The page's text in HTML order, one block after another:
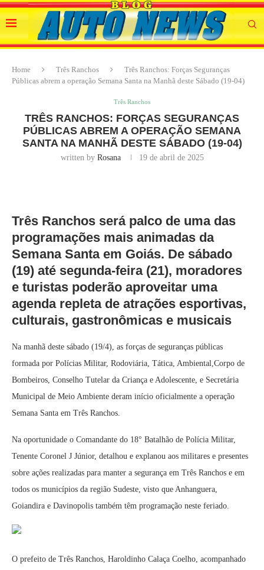
Home Três Ranchos
Três Ranchos: Forças Seguranças
Públicas abrem a operação Semana Santa na Manhã deste Sábado (19-04)
Três Ranchos
TRÊS RANCHOS: FORÇAS SEGURANÇAS
PÚBLICAS ABREM A OPERAÇÃO SEMANA
SANTA NA MANHÃ DESTE SÁBADO (19-04)
written by Rosana 19 de abril de 2025
Três Ranchos será palco de uma das
programações mais animadas da
Semana Santa em Goiás. De sábado
(19) até segunda-feira (21), moradores
e turistas poderão aproveitar uma
agenda repleta de atrações esportivas,
culturais, gastronômicas e musicais
Na manhã deste sábado (19/4), as forças de seguranças públicas
formada por Polícias Militar, Rodoviária, Tática, Ambiental,Corpo de
Bombeiros, Conselho Tutelar da Criança e Adolescente, e Secretária
Municipal de Meio Ambiente deram início oficialmente a operação
Semana Santa em Três Ranchos.
Na oportunidade o Comandante do 18° Batalhão de Polícia Militar,
Tenente Coronel J Júnior, detalhou e explanou aos militares e presentes
sobre ações realizadas para manter a segurança em Três Ranchos e em
todos os municípios da região Sudeste, visto que Anhanguera,
Goiandira e Davinopolis também têm programação neste feriado.
O prefeito de Três Ranchos, Haroldinho Calaça Coelho, acompanhado